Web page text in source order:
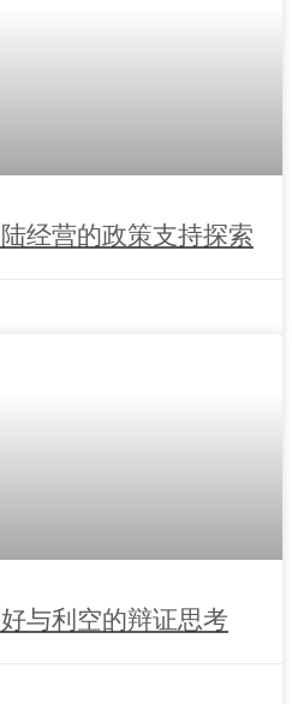
经营的政策支持探索
与利空的辩证思考